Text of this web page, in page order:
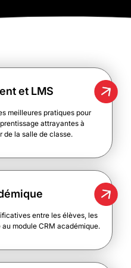
et LMS
meilleures pratiques pour
attrayantes à
de la salle de classe.
entre les élèves, les
module CRM académique.